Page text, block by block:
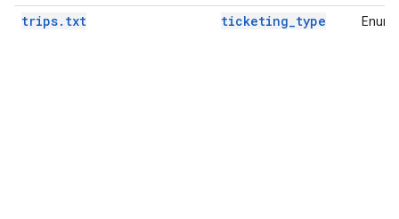
trips.txt ticketing_type Enum